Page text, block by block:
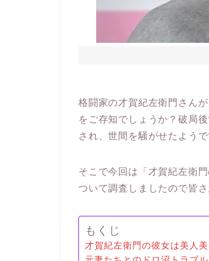
格闘家の才賀紀左衛門さん
をご存知でしょうか？破局
され、世間を騒がせたようで
そこで今回は「才賀紀左衛
ついて調査しましたので皆
もくじ
才賀紀左衛門の彼女は美人美